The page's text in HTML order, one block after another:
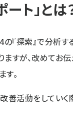
ト」とは
の『探索』で分析
すが、改めてお伝
す。
善活動をしていく